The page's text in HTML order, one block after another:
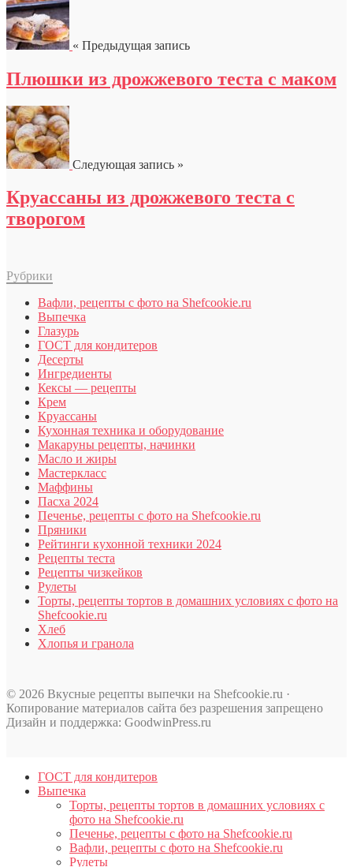
« Предыдущая запись
Плюшки из дрожжевого теста с маком
Следующая запись »
Круассаны из дрожжевого теста с
творогом
Рубрики
Вафли, рецепты с фото на Shefcookie.ru
Выпечка
Глазурь
ГОСТ для кондитеров
Десерты
Ингредиенты
Кексы — рецепты
Крем
Круассаны
Кухонная техника и оборудование
Макаруны рецепты, начинки
Масло и жиры
Мастеркласс
Маффины
Пасха 2024
Печенье, рецепты с фото на Shefcookie.ru
Пряники
Рейтинги кухонной техники 2024
Рецепты теста
Рецепты чизкейков
Рулеты
Торты, рецепты тортов в домашних условиях с фото на
Shefcookie.ru
Хлеб
Хлопья и гранола
© 2026 Вкусные рецепты выпечки на Shefcookie.ru ·
Копирование материалов сайта без разрешения запрещено
Дизайн и поддержка: GoodwinPress.ru
ГОСТ для кондитеров
Выпечка
Торты, рецепты тортов в домашних условиях с
фото на Shefcookie.ru
Печенье, рецепты с фото на Shefcookie.ru
Вафли, рецепты с фото на Shefcookie.ru
Рулеты